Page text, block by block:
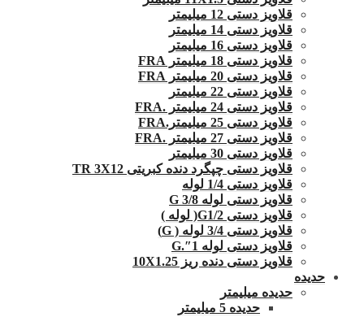
قلاویز دستی 12 میلیمتر
قلاویز دستی 14 میلیمتر
قلاویز دستی 16 میلیمتر
قلاویز دستی 18 میلیمتر FRA
قلاویز دستی 20 میلیمتر FRA
قلاویز دستی 22 میلیمتر
قلاویز دستی 24 میلیمتر .FRA
قلاویز دستی 25 میلیمتر.FRA
قلاویز دستی 27 میلیمتر .FRA
قلاویز دستی 30 میلیمتر
قلاویز دستی چپگرد دنده کبریتی TR 3X12
قلاویز دستی 1/4 لوله
قلاویز دستی لوله G 3/8
قلاویز دستی G1/2( لوله )
قلاویز دستی 3/4 لوله ( G)
قلاویز دستی لوله 1″.G
قلاویز دستی دنده ریز 10X1.25
حدیده
حدیده میلیمتر
حدیده 5 میلیمتر